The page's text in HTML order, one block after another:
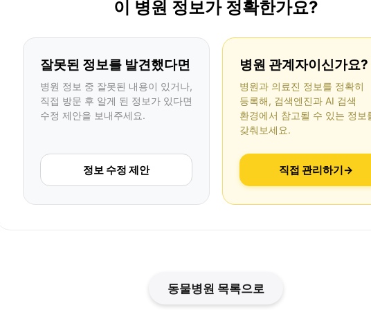
이 병원 정보가 정확한가요?
잘못된 정보를 발견했다면
병원 정보 중 잘못된 내용이 있거나,
직접 방문 후 알게 된 정보가 있다면
수정 제안을 보내주세요.
정보 수정 제안
병원 관계자이신가요?
병원과 의료진 정보를 정확히
등록해, 검색엔진과 AI 검색
환경에서 참고될 수 있는 정보
갖춰보세요.
직접 관리하기→
동물병원 목록으로